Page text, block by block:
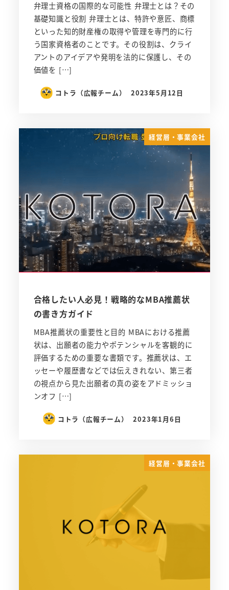
弁理士資格の国際的な可能性 弁理士とは？その
基礎知識と役割 弁理士とは、特許や意匠、商標
といった知的財産権の取得や管理を専門的に行
う国家資格者のことです。その役割は、クライ
アントのアイデアや発明を法的に保護し、その
価値を […]
コトラ（広報チーム） 2023年5月12日
経営層・事業会社
合格したい人必見！戦略的なMBA推薦状
の書き方ガイド
MBA推薦状の重要性と目的 MBAにおける推薦
状は、出願者の能力やポテンシャルを客観的に
評価するための重要な書類です。推薦状は、エ
ッセーや履歴書などでは伝えきれない、第三者
の視点から見た出願者の真の姿をアドミッショ
ンオフ […]
コトラ（広報チーム） 2023年1月6日
経営層・事業会社